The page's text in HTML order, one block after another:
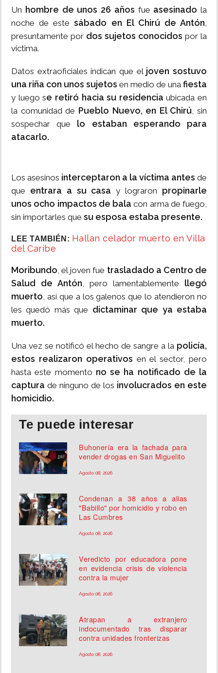
Un hombre de unos 26 años fue asesinado la
noche de este sábado en El Chirú de Antón,
presuntamente por dos sujetos conocidos por la
víctima.
Datos extraoficiales indican que el joven sostuvo
una riña con unos sujetos en medio de una fiesta
y luego se retiró hacia su residenciaubicada en
la comunidad de Pueblo Nuevo, en El Chirú, sin
sospechar que lo estaban esperando para
atacarlo.
Los asesinos interceptaron a la víctima antes de
que entrara a su casa y lograron propinarle
unos ocho impactos de balacon arma de fuego,
sin importarles que su esposa estaba presente.
LEE TAMBIÉN: Hallan celador muerto en Villa
del Caribe
Moribundo, el joven fue trasladado a Centro de
Salud de Antón, pero lamentablemente llegó
muerto, así que a los galenos que lo atendieron no
les quedó más que dictaminar que ya estaba
muerto.
Una vez se notificó el hecho de sangre a la policía,
estos realizaron operativos en el sector, pero
hasta este momento no se ha notificado de la
captura de ninguno de los involucrados en este
homicidio.
Te puede interesar
Buhonería era la fachada para
vender drogas en San Miguelito
Agosto 08, 2026
Condenan a 38 años a alias
"Babillo" por homicidio y robo en
Las Cumbres
Agosto 08, 2026
Veredicto por educadora pone
en evidencia crisis de violencia
contra la mujer
Agosto 08, 2026
Atrapan a extranjero
indocumentado tras disparar
contra unidades fronterizas
Agosto 08, 2026